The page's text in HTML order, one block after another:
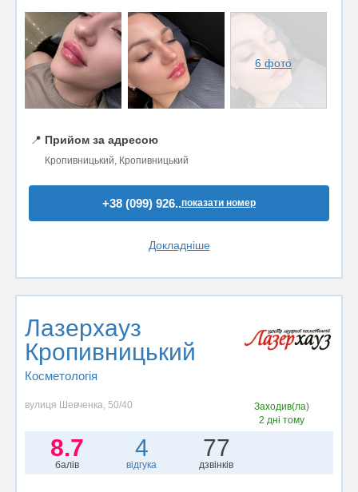
6 фото
📍 Прийом за адресою
Кропивницький, Кропивницький
+38 (099) 926..показати номер
Докладніше
Лазерхауз
Кропивницький
Косметологія
вулиця Шевченка, 50/40
Заходив(ла)
2 дні тому
8.7
балів
4
відгука
77
дзвінків